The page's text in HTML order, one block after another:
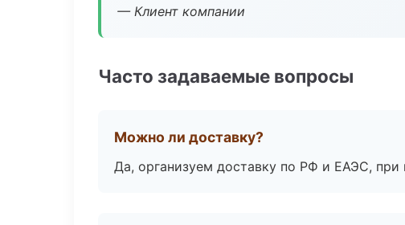
— Клиент компании
Часто задаваемые вопросы
Можно ли доставку?
Да, организуем доставку по РФ и ЕАЭС,